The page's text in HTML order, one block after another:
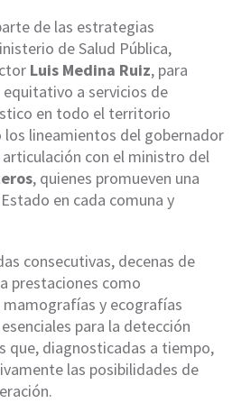
de las estrategias
de Salud Pública,
Luis Medina Ruiz, para
a servicios de
en todo el territorio
los lineamientos del gobernador
articulación con el ministro del
, quienes promueven una
en cada comuna y
consecutivas, decenas de
prestaciones como
mamografías y ecografías
para la detección
que, diagnosticadas a tiempo,
las posibilidades de